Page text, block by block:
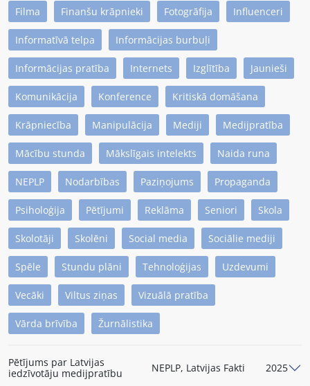
Filma Finanšu krāpnieki Fotogrāfija Influenceri
Informatīvā telpa Informācijas burbuļi
Informācijas pratība Internets Izglītība Jaunieši
Komunikācija Konference Kritiskā domāšana
Krāpniecība Manipulācija Mediji Medijpratība
Mācību stunda Mākslīgais intelekts Naida runa
NEPLP Nodarbības Paziņojums Propaganda
Psiholoģija Pētījumi Reklāma Seniori Skola
Skolotāji Skolēni Social media Sociālie mediji
Spēle Stundu plāni Tehnoloģijas Uzdevumi
Vecāki Viltus ziņas Vizuālā pratība
Vārda brīvība Žurnālistika
Pētījums par Latvijas
iedzīvotāju medijpratību
NEPLP, Latvijas Fakti 2025